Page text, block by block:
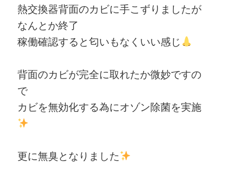
熱交換器背面のカビに手こずりましたが
なんとか終了
稼働確認すると匂いもなくいい感じ
背面のカビが完全に取れたか微妙ですの
で
カビを無効化する為にオゾン除菌を実施
更に無臭となりました